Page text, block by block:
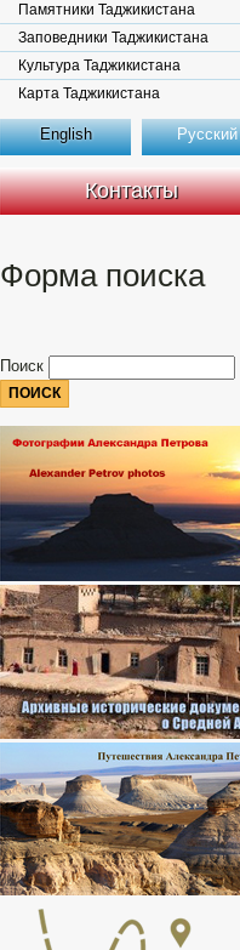
Памятники Таджикистана
Заповедники Таджикистана
Культура Таджикистана
Карта Таджикистана
English Русский
Контакты
Форма поиска
Поиск